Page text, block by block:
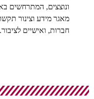
ונוצצים, המתרחשים
מאגר מידע וצינור
חברות, ואישיים לציבור.